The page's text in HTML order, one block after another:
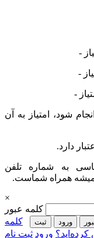
هزارتومانی انجام شود، امتیاز به آن
به شماره تلفن
×
کلمه عبور
ورود ثبت‌
کلمه
ورود ثبت نام